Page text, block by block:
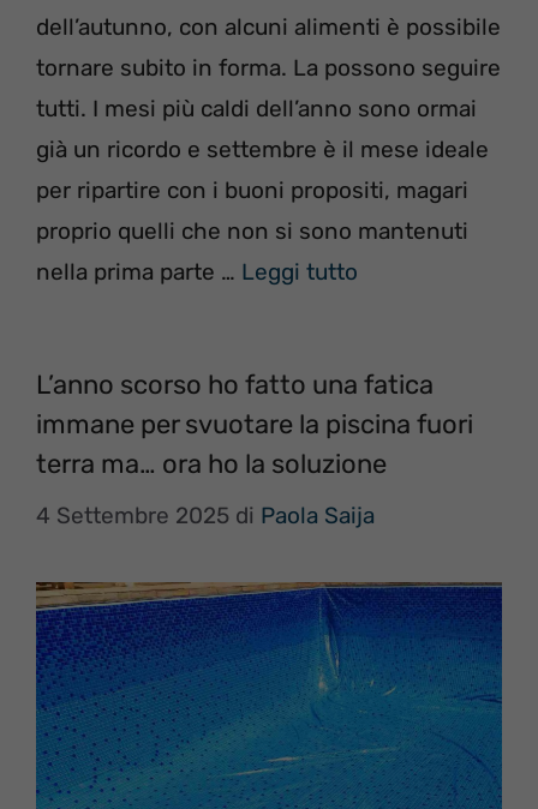
dell’autunno, con alcuni alimenti è possibile
tornare subito in forma. La possono seguire
tutti. I mesi più caldi dell’anno sono ormai
già un ricordo e settembre è il mese ideale
per ripartire con i buoni propositi, magari
proprio quelli che non si sono mantenuti
nella prima parte … Leggi tutto
L’anno scorso ho fatto una fatica
immane per svuotare la piscina fuori
terra ma… ora ho la soluzione
4 Settembre 2025 di Paola Saija